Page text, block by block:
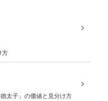
方
太子」の価値と見分け方